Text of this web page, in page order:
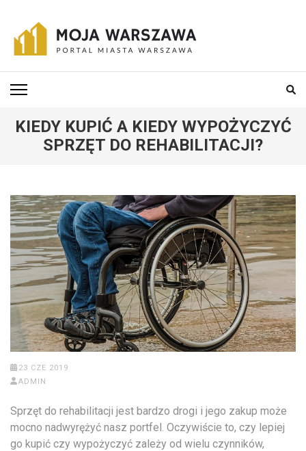
content
(Press
Enter)
MOJA-WARSZAWA
KIEDY KUPIĆ A KIEDY WYPOŻYCZYĆ
SPRZĘT DO REHABILITACJI?
23 CZE 2019
ADMIN
Sprzęt do rehabilitacji jest bardzo drogi i jego zakup może
mocno nadwyrężyć nasz portfel. Oczywiście to, czy lepiej
go kupić czy wypożyczyć zależy od wielu czynników,